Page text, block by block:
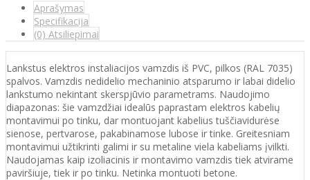
Aprašymas
Specifikacija
(0) Atsiliepimai
Lankstus elektros instaliacijos vamzdis iš PVC, pilkos (RAL 7035)
spalvos. Vamzdis nedidelio mechaninio atsparumo ir labai didelio
lankstumo nekintant skerspjūvio parametrams. Naudojimo
diapazonas: šie vamzdžiai idealūs paprastam elektros kabelių
montavimui po tinku, dar montuojant kabelius tuščiavidurėse
sienose, pertvarose, pakabinamose lubose ir tinke. Greitesniam
montavimui užtikrinti galimi ir su metaline viela kabeliams įvilkti.
Naudojamas kaip izoliacinis ir montavimo vamzdis tiek atvirame
paviršiuje, tiek ir po tinku. Netinka montuoti betone.